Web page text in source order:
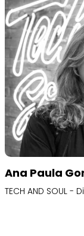
Ana Paula
TECH AND SOUL